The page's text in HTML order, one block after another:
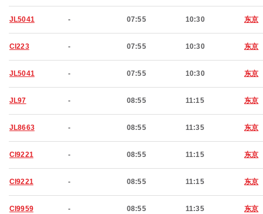
JL5041 - 07:55 10:30 东京
CI223 - 07:55 10:30 东京
JL5041 - 07:55 10:30 东京
JL97 - 08:55 11:15 东京
JL8663 - 08:55 11:35 东京
CI9221 - 08:55 11:15 东京
CI9221 - 08:55 11:15 东京
CI9959 - 08:55 11:35 东京